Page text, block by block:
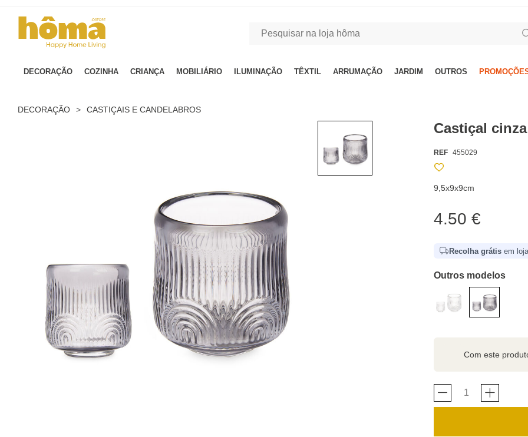
DECORAÇÃO COZINHA CRIANÇA MOBILIÁRIO ILUMINAÇÃO TÊXTIL ARRUMAÇÃO JARDIM OUTROS
DECORAÇÃO > CASTIÇAIS E CANDELABROS
Castiçal
REF 455029
9,5x9x9cm
4.50 €
Recolha grátis em
Outros modelos
Com este